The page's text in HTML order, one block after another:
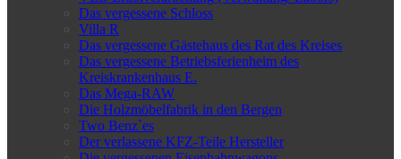
Das vergessene Schloss
Villa R
Das vergessene Gästehaus des Rat des Kreises
Das vergessene Betriebsferienheim des
Kreiskrankenhaus E.
Das Mega-RAW
Die Holzmöbelfabrik in den Bergen
Two Benz`es
Der verlassene KFZ-Teile Hersteller